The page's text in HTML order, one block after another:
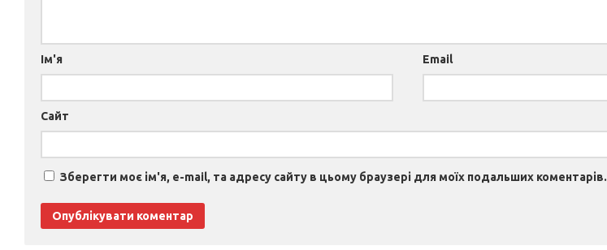
Ім'я Email
Сайт
Зберегти моє ім'я, e-mail, та адресу сайту в цьому браузері для моїх подальших коментарів.